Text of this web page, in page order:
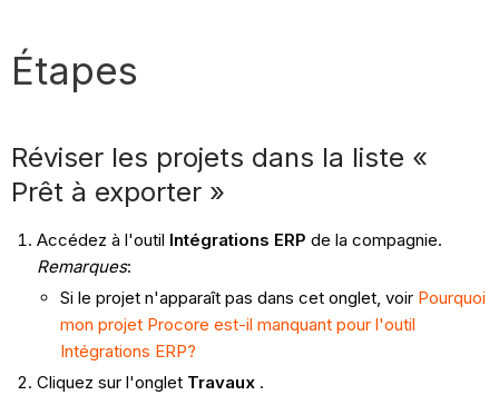
Étapes
Réviser les projets dans la liste «
Prêt à exporter »
Accédez à l'outil Intégrations ERP de la compagnie.
Remarques:
Si le projet n'apparaît pas dans cet onglet, voir Pourquoi
mon projet Procore est-il manquant pour l'outil
Intégrations ERP?
Cliquez sur l'onglet Travaux.